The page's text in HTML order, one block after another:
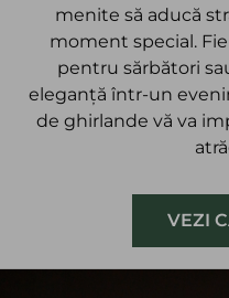
menite să aducă
moment special.
pentru sărbători
eleganță într-un
de ghirlande vă va
VEZI